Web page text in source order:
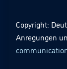
Copyright:
Anregungen